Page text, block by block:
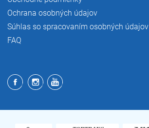
Ochrana osobných údajov
Súhlas so spracovaním osobných údajov
FAQ